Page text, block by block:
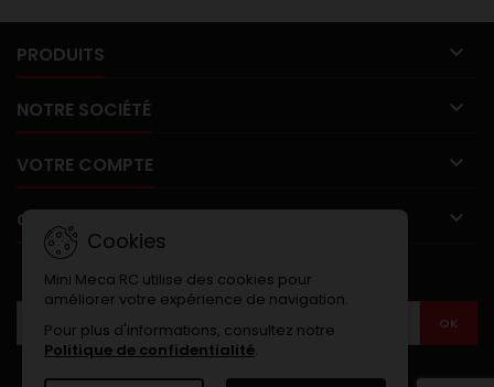
PRODUITS 
NOTRE SOCIÉTÉ 
VOTRE COMPTE 
CONTACT 
Cookies
Mini Meca RC utilise des cookies pour
améliorer votre expérience de navigation.
Pour plus d'informations, consultez notre
Politique de confidentialité.
LETTRE D'INFORMATIONS